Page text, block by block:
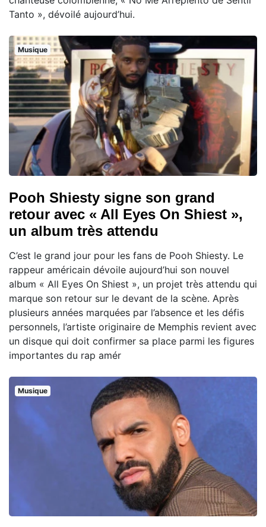
Tanto », dévoilé aujourd’hui.
Musique
Pooh Shiesty signe son grand
retour avec « All Eyes On Shiest »,
un album très attendu
C’est le grand jour pour les fans de Pooh Shiesty. Le
rappeur américain dévoile aujourd’hui son nouvel
album « All Eyes On Shiest », un projet très attendu qui
marque son retour sur le devant de la scène. Après
plusieurs années marquées par l’absence et les défis
personnels, l’artiste originaire de Memphis revient avec
un disque qui doit confirmer sa place parmi les figures
importantes du rap amér
Musique